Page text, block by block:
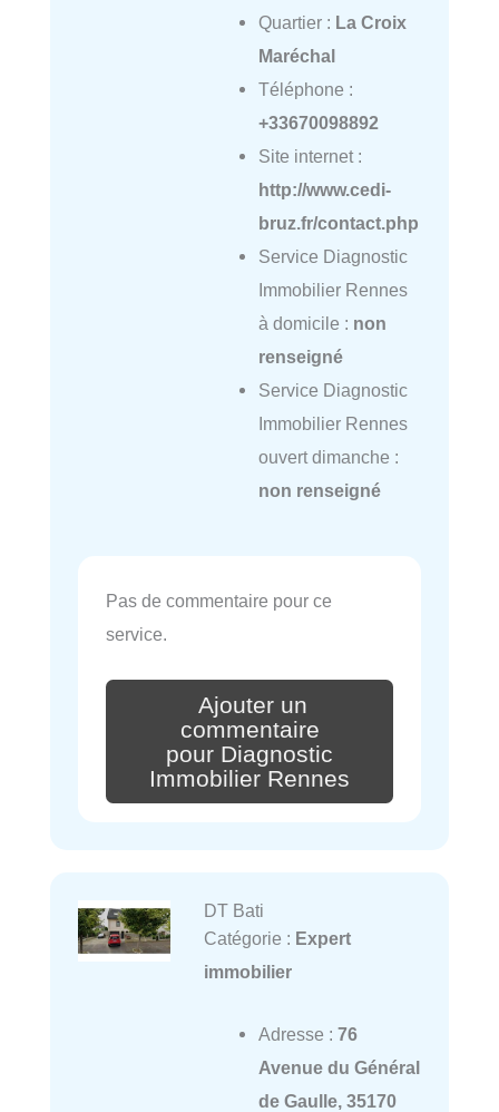
Quartier : La Croix
Maréchal
Téléphone :
+33670098892
Site internet :
http://www.cedi-
bruz.fr/contact.php
Service Diagnostic
Immobilier Rennes
à domicile : non
renseigné
Service Diagnostic
Immobilier Rennes
ouvert dimanche :
non renseigné
Pas de commentaire pour ce
service.
Ajouter un
commentaire
pour Diagnostic
Immobilier Rennes
DT Bati
Catégorie : Expert
immobilier
Adresse : 76
Avenue du Général
de Gaulle, 35170